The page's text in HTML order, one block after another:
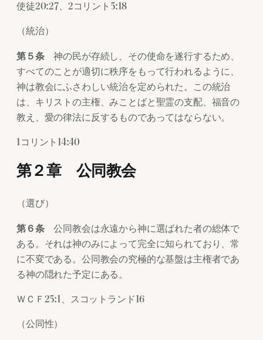
使徒20:27、2コリント5:18
（統治）
第５条神の民が存続し、その使命を遂行するため、
すべてのことが適切に秩序をもって行われるように、
神は教会にふさわしい統治を定められた。この統治
は、キリストの主権、みことばと聖霊の支配、福音の
教え、愛の律法に反するものであってはならない。
1コリント14:40
第２章 公同教会
（選び）
第６条公同教会は永遠から神に選ばれた者の総体で
ある。それは神のみによって完全に知られており、常
に不変である。公同教会の究極的な基盤は主権者であ
る神の隠れた予定にある。
ＷＣＦ25:1、スコットランド16
（公同性）